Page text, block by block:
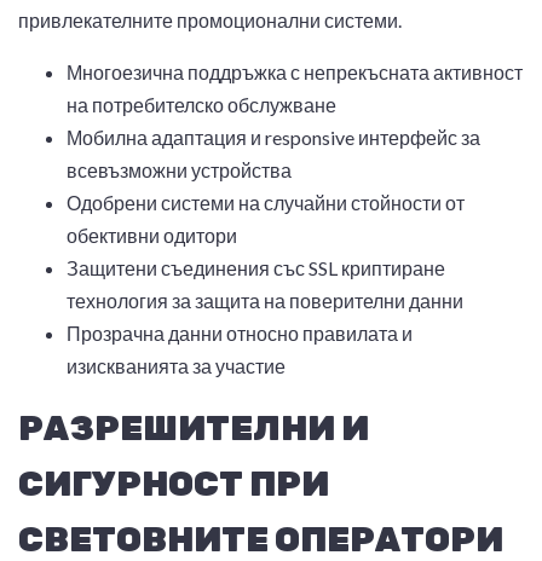
привлекателните промоционални системи.
Многоезична поддръжка с непрекъсната активност
на потребителско обслужване
Мобилна адаптация и responsive интерфейс за
всевъзможни устройства
Одобрени системи на случайни стойности от
обективни одитори
Защитени съединения със SSL криптиране
технология за защита на поверителни данни
Прозрачна данни относно правилата и
изискванията за участие
РАЗРЕШИТЕЛНИ И
СИГУРНОСТ ПРИ
СВЕТОВНИТЕ ОПЕРАТОРИ